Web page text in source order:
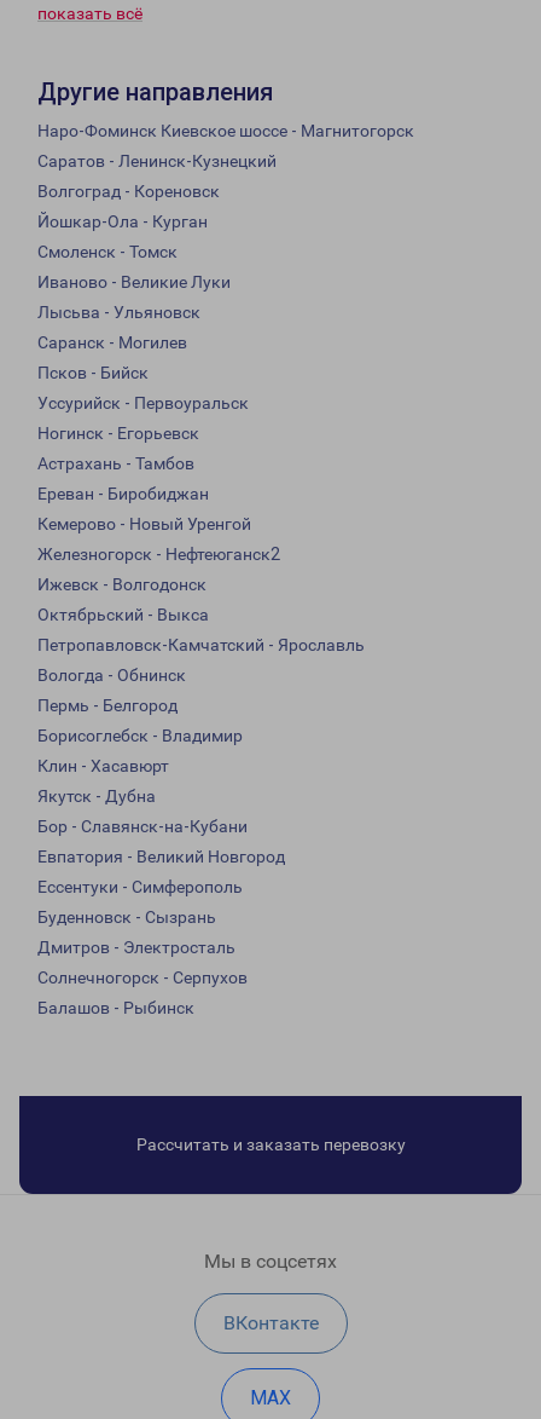
показать всё
Другие направления
Наро-Фоминск Киевское шоссе - Магнитогорск
Саратов - Ленинск-Кузнецкий
Волгоград - Кореновск
Йошкар-Ола - Курган
Смоленск - Томск
Иваново - Великие Луки
Лысьва - Ульяновск
Саранск - Могилев
Псков - Бийск
Уссурийск - Первоуральск
Ногинск - Егорьевск
Астрахань - Тамбов
Ереван - Биробиджан
Кемерово - Новый Уренгой
Железногорск - Нефтеюганск2
Ижевск - Волгодонск
Октябрьский - Выкса
Петропавловск-Камчатский - Ярославль
Вологда - Обнинск
Пермь - Белгород
Борисоглебск - Владимир
Клин - Хасавюрт
Якутск - Дубна
Бор - Славянск-на-Кубани
Евпатория - Великий Новгород
Ессентуки - Симферополь
Буденновск - Сызрань
Дмитров - Электросталь
Солнечногорск - Серпухов
Балашов - Рыбинск
Рассчитать и заказать перевозку
Мы в соцсетях
ВКонтакте
MAX